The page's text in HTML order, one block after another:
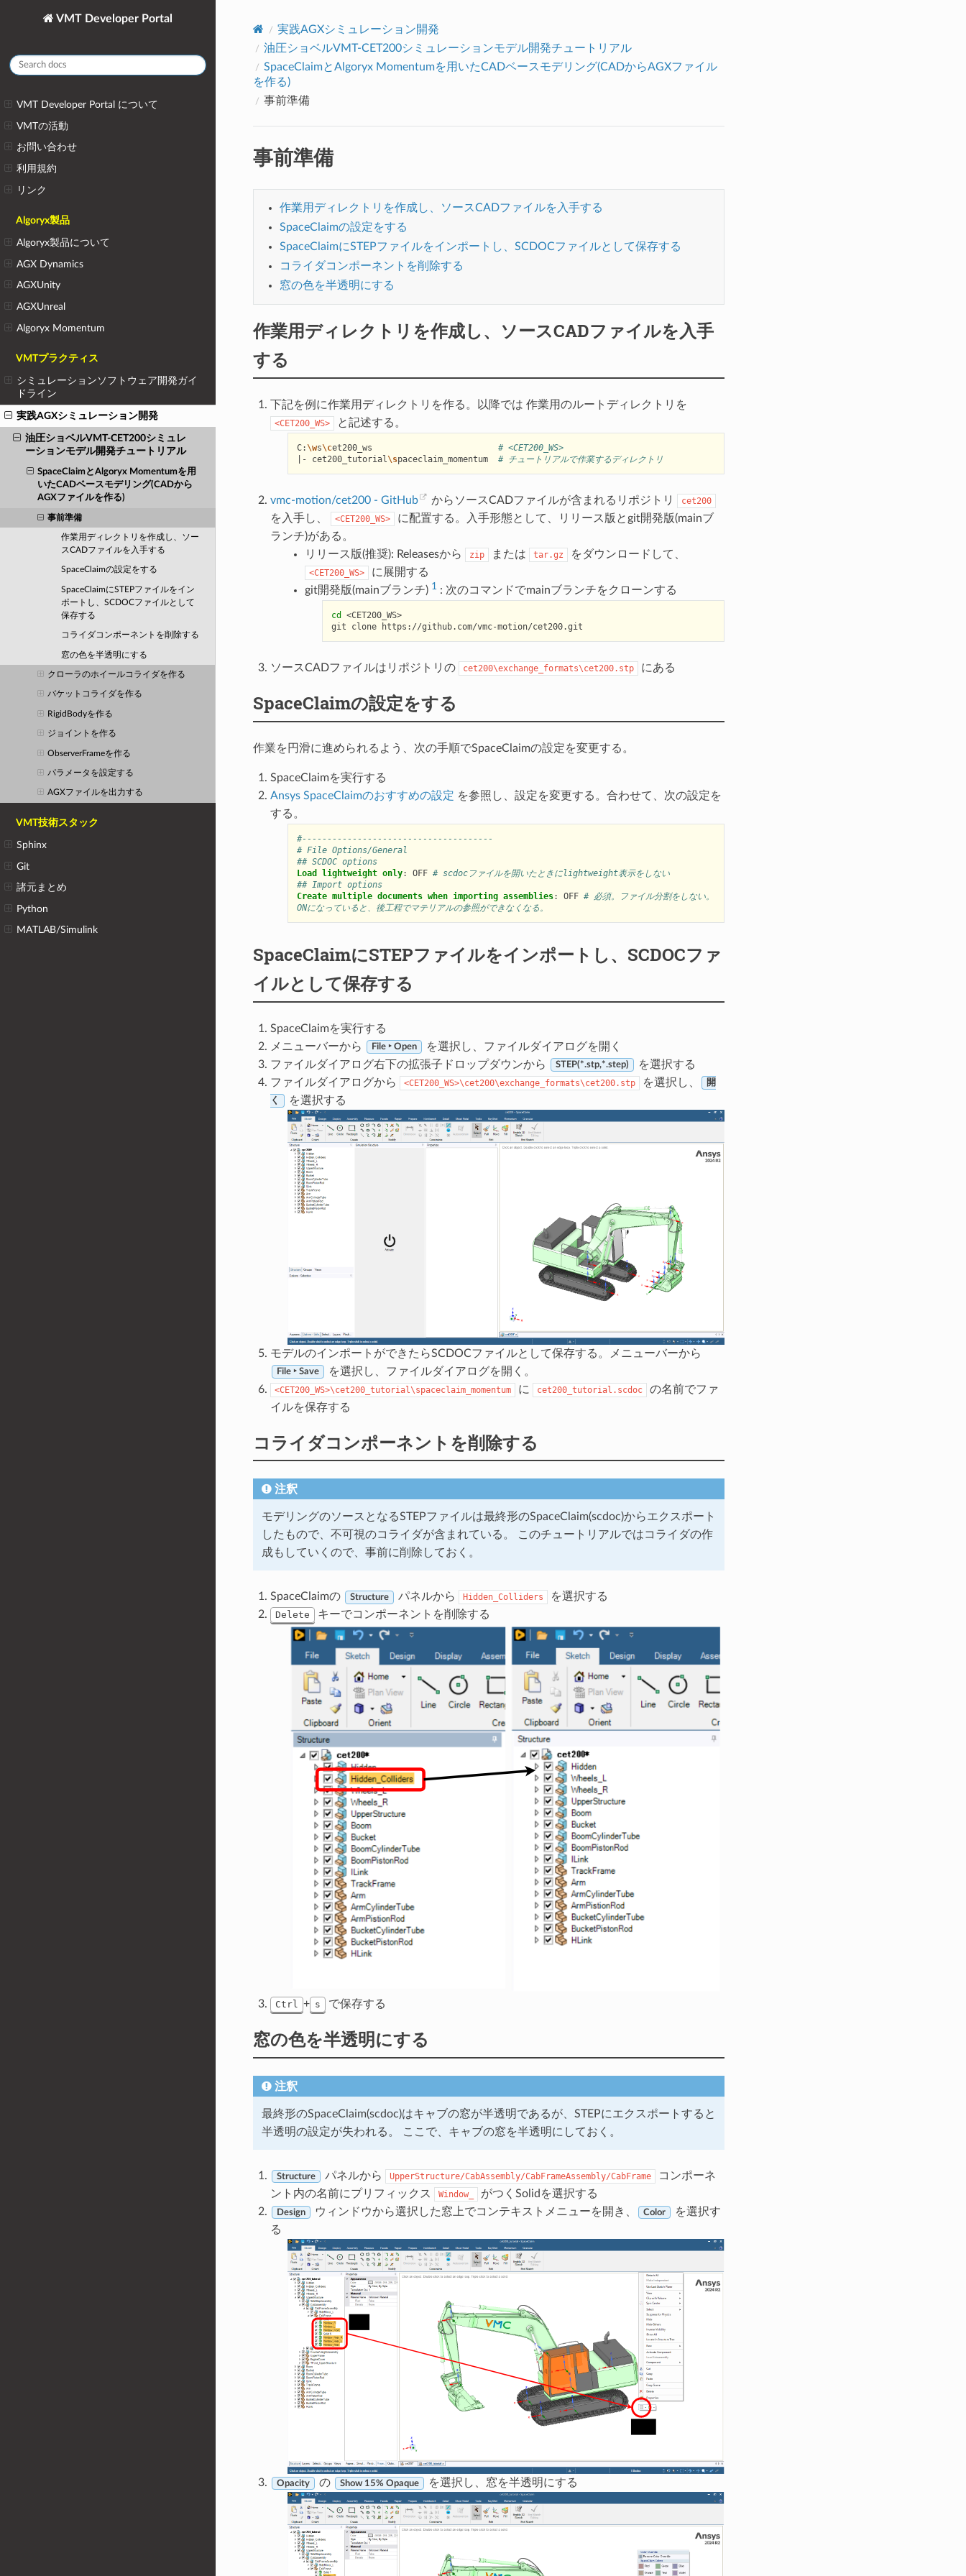
VMT Developer Portal
VMT Developer Portal について
VMTの活動
お問い合わせ
利用規約
リンク
Algoryx製品
Algoryx製品について
AGX Dynamics
AGXUnity
AGXUnreal
Algoryx Momentum
VMTプラクティス
シミュレーションソフトウェア開発ガイ
ドライン
実践AGXシミュレーション開発
油圧ショベルVMT-CET200シミュレ
ーションモデル開発チュートリアル
SpaceClaimとAlgoryx Momentumを用
いたCADベースモデリング(CADから
AGXファイルを作る)
事前準備
作業用ディレクトリを作成し、ソー
スCADファイルを入手する
SpaceClaimの設定をする
SpaceClaimにSTEPファイルをイン
ポートし、SCDOCファイルとして
保存する
コライダコンポーネントを削除する
窓の色を半透明にする
クローラのホイールコライダを作る
バケットコライダを作る
RigidBodyを作る
ジョイントを作る
ObserverFrameを作る
パラメータを設定する
AGXファイルを出力する
VMT技術スタック
Sphinx
Git
諸元まとめ
Python
MATLAB/Simulink
実践AGXシミュレーション開発
油圧ショベルVMT-CET200シミュレーションモデル開発チュートリアル
SpaceClaimとAlgoryx Momentumを用いたCADベースモデリング(CADからAGXファイル
を作る)
事前準備
事前準備
作業用ディレクトリを作成し、ソースCADファイルを入手する
SpaceClaimの設定をする
SpaceClaimにSTEPファイルをインポートし、SCDOCファイルとして保存する
コライダコンポーネントを削除する
窓の色を半透明にする
作業用ディレクトリを作成し、ソースCADファイルを入手
する
下記を例に作業用ディレクトリを作る。以降では 作業用のルートディレクトリを
<CET200_WS> と記述する。
C:\ws\cet200_ws
# <CET200_WS>
- cet200_tutorial \spaceclaim_momentum # チュートリアルで作業するディレクトリ
vmc-motion/cet200 - GitHub からソースCADファイルが含まれるリポジトリ cet200
を入手し、 <CET200_WS>
に配置する。入手形態として、リリース版とgit開発版(mainブ
ランチ)がある。
リリース版(推奨): Releasesから
zip または tar.gz をダウンロードして、
<CET200_WS>
に展開する
git開発版(mainブランチ) 1: 次のコマンドでmainブランチをクローンする
cd
<CET200_WS>
git
clone
ソースCADファイルはリポジトリの cet200\exchange_formats\cet200.stp にある
SpaceClaimの設定をする
作業を円滑に進められるよう、次の手順でSpaceClaimの設定を変更する。
SpaceClaimを実行する
Ansys SpaceClaimのおすすめの設定 を参照し、設定を変更する。合わせて、次の設定を
する。
#--------------------------------------
# File Options/General
## SCDOC options
Load lightweight only: OFF # scdocファイルを開いたときにlightweight表示をしない
## Import options
Create multiple documents when importing assemblies: OFF # 必須。ファイル分割をしない。
ONになっていると、後工程でマテリアルの参照ができなくなる。
SpaceClaimにSTEPファイルをインポートし、SCDOCファ
イルとして保存する
SpaceClaimを実行する
メニューバーから
File ‣ Open
を選択し、ファイルダイアログを開く
ファイルダイアログ右下の拡張子ドロップダウンから
STEP(*.stp,*.step)
を選択する
ファイルダイアログから
<CET200_WS>\cet200\exchange_formats\cet200.stp を選択し、 開
く を選択する
モデルのインポートができたらSCDOCファイルとして保存する。メニューバーから
File ‣ Save を選択し、ファイルダイアログを開く。
<CET200_WS>\cet200_tutorial\spaceclaim_momentum に cet200_tutorial.scdoc
の名前でファ
イルを保存する
コライダコンポーネントを削除する
注釈
モデリングのソースとなるSTEPファイルは最終形のSpaceClaim(scdoc)からエクスポート
したもので、不可視のコライダが含まれている。 このチュートリアルではコライダの作
成もしていくので、事前に削除しておく。
SpaceClaimの Structure パネルから Hidden_Colliders を選択する
Delete キーでコンポーネントを削除する
Ctrl + s で保存する
窓の色を半透明にする
注釈
最終形のSpaceClaim(scdoc)はキャブの窓が半透明であるが、STEPにエクスポートすると
半透明の設定が失われる。 ここで、キャブの窓を半透明にしておく。
Structure パネルから UpperStructure/CabAssembly/CabFrameAssembly/CabFrame
コンポーネ
ント内の名前にプリフィックス
Window_ がつくSolidを選択する
Design ウィンドウから選択した窓上でコンテキストメニューを開き、 Color
を選択す
る
Opacity の Show 15% Opaque を選択し、窓を半透明にする